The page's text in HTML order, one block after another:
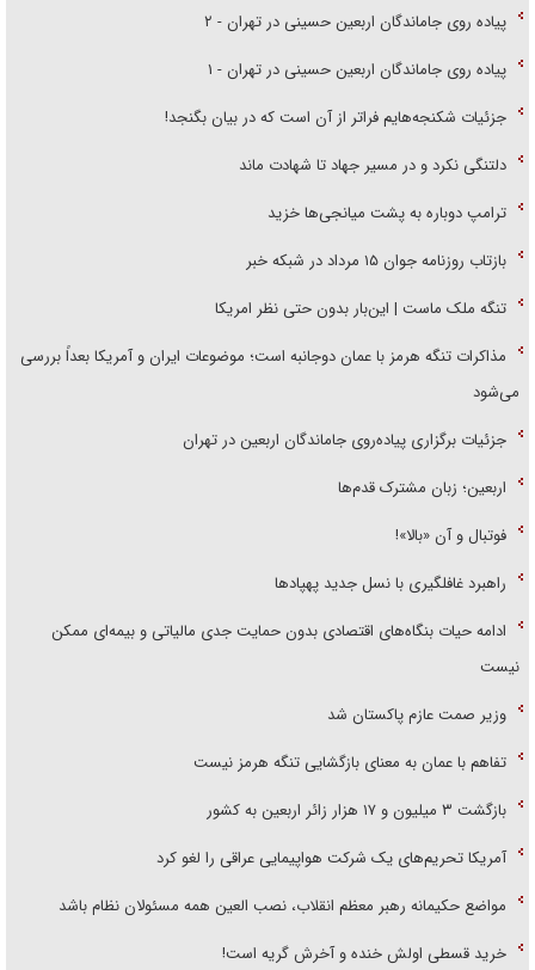
پیاده روی جاماندگان اربعین حسینی در تهران - ۲
پیاده روی جاماندگان اربعین حسینی در تهران - ۱
جزئیات شکنجه‌هایم فراتر از آن است که در بیان بگنجد!
دلتنگی نکرد و در مسیر جهاد تا شهادت ماند
ترامپ دوباره به پشت میانجی‌ها خزید
بازتاب روزنامه جوان ۱۵ مرداد در شبکه خبر
تنگه ملک ماست | این‌بار بدون حتی نظر امریکا
مذاکرات تنگه هرمز با عمان دوجانبه است؛ موضوعات ایران و آمریکا بعداً بررسی
می‌شود
جزئیات برگزاری پیاده‌روی جاماندگان اربعین در تهران
اربعین؛ زبان مشترک قدم‌ها
فوتبال و آن «بالا»!
راهبرد غافلگیری با نسل جدید پهپاد‌ها
ادامه حیات بنگاه‌های اقتصادی بدون حمایت جدی مالیاتی و بیمه‌ای ممکن
نیست
وزیر صمت عازم پاکستان شد
تفاهم با عمان به معنای بازگشایی تنگه هرمز نیست
بازگشت ۳ میلیون و ۱۷ هزار زائر اربعین به کشور
آمریکا تحریم‌های یک شرکت هواپیمایی عراقی را لغو کرد
مواضع حکیمانه رهبر معظم انقلاب، نصب العین همه مسئولان نظام باشد
خرید قسطی اولش خنده و آخرش گریه است!